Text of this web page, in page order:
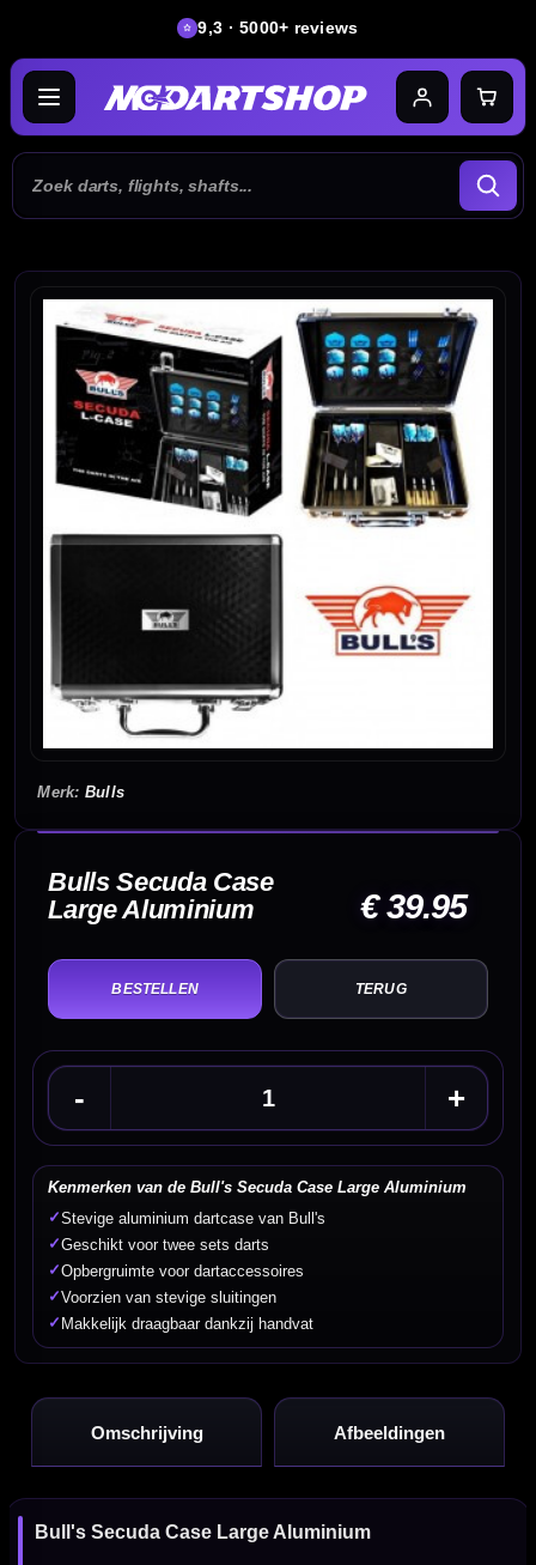
9,3 · 5000+ reviews
Bulls
Bulls Secuda Case
Large Aluminium
€ 39.95
TERUG
Kenmerken van de Bull's Secuda Case Large Aluminium
✓Stevige aluminium dartcase van Bull's
✓Geschikt voor twee sets darts
✓Opbergruimte voor dartaccessoires
✓Voorzien van stevige sluitingen
✓ Makkelijk draagbaar dankzij handvat
- +
Omschrijving Afbeeldingen
Bull's Secuda Case Large Aluminium